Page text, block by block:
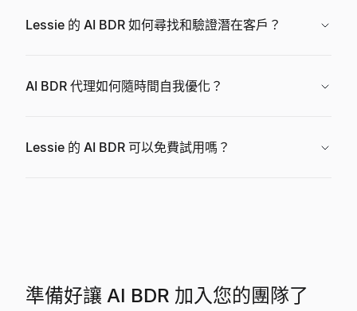
Lessie 的 AI BDR 如何尋找和驗證潛在客戶？
AI BDR 代理如何隨時間自我優化？
Lessie 的 AI BDR 可以免費試用嗎？
準備好讓 AI BDR 加入您的團隊了